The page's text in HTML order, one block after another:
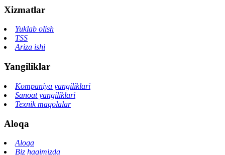
Xizmatlar
Yuklab olish
TSS
Ariza ishi
Yangiliklar
Kompaniya yangiliklari
Sanoat yangiliklari
Texnik maqolalar
Aloqa
Aloqa
Biz haqimizda